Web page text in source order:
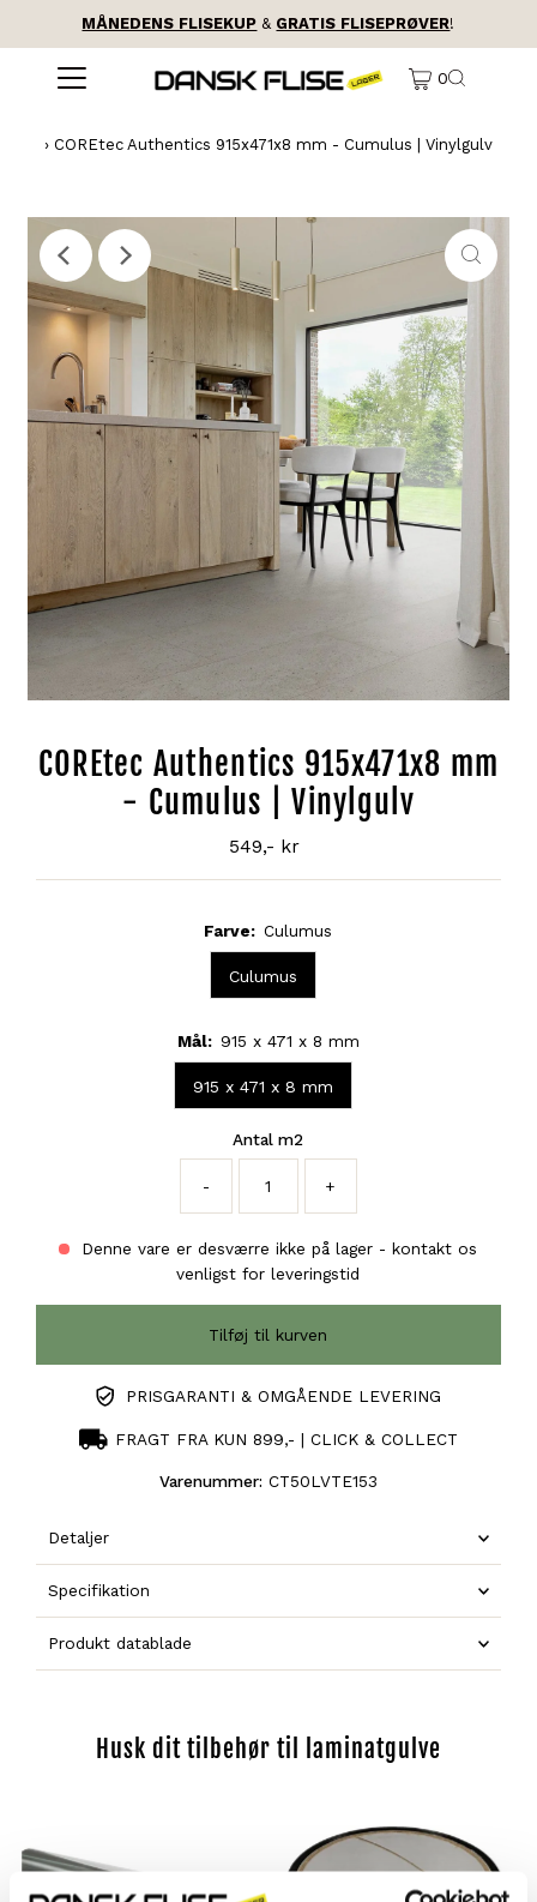
MÅNEDENS FLISEKUP & GRATIS FLISEPRØVER!
0
› COREtec Authentics 915x471x8 mm - Cumulus | Vinylgulv
COREtec Authentics 915x471x8 mm
- Cumulus | Vinylgulv
Normal
549,- kr
Farve: Culumus
Culumus
Mål: 915 x 471 x 8 mm
915 x 471 x 8 mm
Antal m2
- +
Denne vare er desværre ikke på lager - kontakt os
venligst for leveringstid
PRISGARANTI & OMGÅENDE LEVERING
FRAGT FRA KUN 899,- | CLICK & COLLECT
Varenummer: CT50LVTE153
Detaljer
Specifikation
Produkt datablade
Husk dit tilbehør til laminatgulve